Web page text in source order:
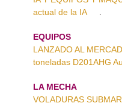
actual de la IA
EQUIPOS
LANZADO AL
toneladas D201AHG
LA MECHA
VOLADURAS